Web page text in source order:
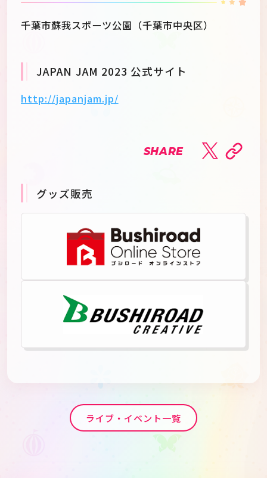
千葉市蘇我スポーツ公園（千葉市中央区）
JAPAN JAM 2023 公式サイト
http://japanjam.jp/
SHARE
グッズ販売
ライブ・イベント一覧